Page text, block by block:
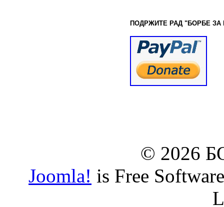
ПОДРЖИТЕ РАД "БОРБЕ ЗА
© 2026
Joomla! is Free